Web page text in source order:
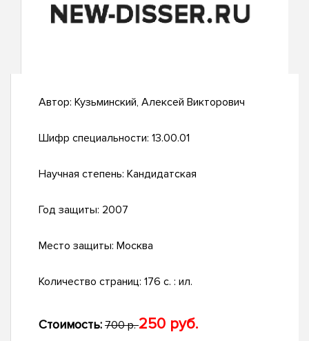
Автор: Кузьминский, Алексей Викторович
Шифр специальности: 13.00.01
Научная степень: Кандидатская
Год защиты: 2007
Место защиты: Москва
Количество страниц: 176 с. : ил.
Стоимость: 700 р.250 руб.